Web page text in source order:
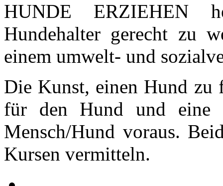
HUNDE ERZIEHEN
Hundehalter gerecht zu
einem umwelt- und
Die Kunst, einen Hund zu
für den Hund und eine
Mensch/Hund voraus.
Kursen vermitteln.